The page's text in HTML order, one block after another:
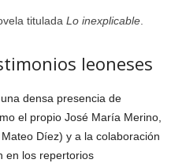
titulada Lo inexplicable.
leoneses
densa presencia de
el propio José María Merino,
Díez) y a la colaboración
en los repertorios